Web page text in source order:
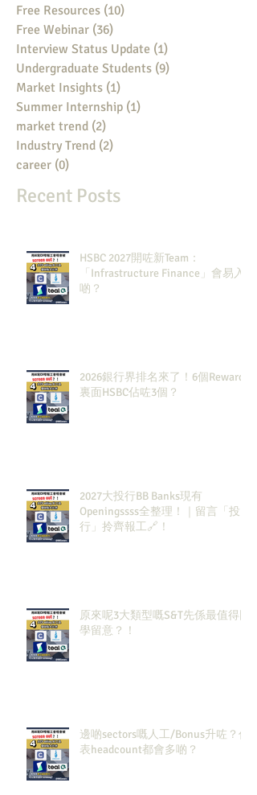
Free Resources (10)
Free Webinar (36)
Interview Status Update (1)
Undergraduate Students (9)
Market Insights (1)
Summer Internship (1)
market trend (2)
Industry Trend (2)
career (0)
Recent Posts
HSBC 2027開咗新Team：
「Infrastructure Finance」會易入
啲？
2026銀行界排名來了！6個Rewards
裏面HSBC佔咗3個？
2027大投行BB Banks現有
Openingssss全整理！｜留言「投
行」拎齊報工🔗！
原來呢3大類型嘅S&T先係最值得同
學留意？！
邊啲sectors嘅人工/Bonus升咗？代
表headcount都會多啲？